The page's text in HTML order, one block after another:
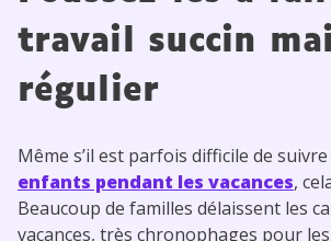
travail succin
régulier
Même s’il est parfois difficile de suivre
enfants pendant les vacances,
Beaucoup de familles délaissent les
vacances, très chronophages pour